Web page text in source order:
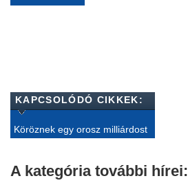
KAPCSOLÓDÓ CIKKEK:
Köröznek egy orosz milliárdost
A kategória további hírei: